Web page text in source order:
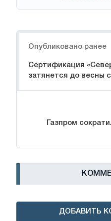
Опубликовано ранее
Сертификация
затянется до весны
Газпром
ДОБАВИТЬ